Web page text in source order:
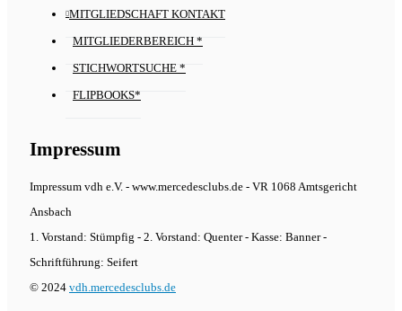
MITGLIEDSCHAFT KONTAKT
MITGLIEDERBEREICH *
STICHWORTSUCHE *
FLIPBOOKS*
Impressum
Impressum vdh e.V. - www.mercedesclubs.de - VR 1068 Amtsgericht
Ansbach
1. Vorstand: Stümpfig - 2. Vorstand: Quenter - Kasse: Banner -
Schriftführung: Seifert
© 2024 vdh.mercedesclubs.de